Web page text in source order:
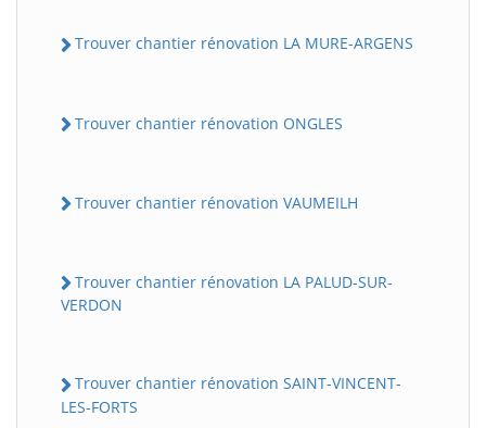
Trouver chantier rénovation LA MURE-ARGENS
Trouver chantier rénovation ONGLES
Trouver chantier rénovation VAUMEILH
Trouver chantier rénovation LA PALUD-SUR-
VERDON
Trouver chantier rénovation SAINT-VINCENT-
LES-FORTS
B BatiWebPro